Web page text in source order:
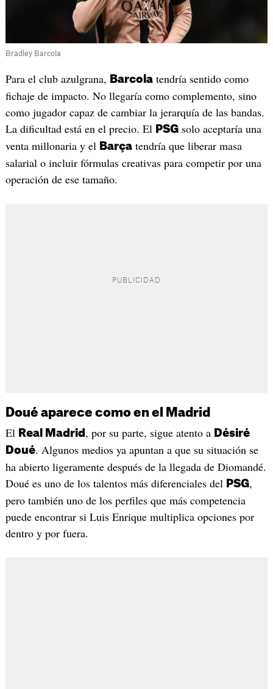
Bradley Barcola
Para el club azulgrana, Barcolatendría sentido como
fichaje de impacto. No llegaría como complemento, sino
como jugador capaz de cambiar la jerarquía de las bandas.
La dificultad está en el precio. El PSGsolo aceptaría una
venta millonaria y el Barçatendría que liberar masa
salarial o incluir fórmulas creativas para competir por una
operación de ese tamaño.
Doué aparece como en el Madrid
El Real Madrid , por su parte, sigue atento a Désiré
Doué. Algunos medios ya apuntan a que su situación se
ha abierto ligeramente después de la llegada de Diomandé.
Doué es uno de los talentos más diferenciales del PSG,
pero también uno de los perfiles que más competencia
puede encontrar si Luis Enrique multiplica opciones por
dentro y por fuera.